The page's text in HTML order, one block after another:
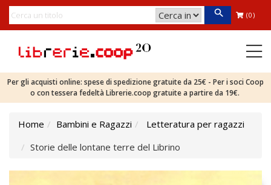
(0)
Per gli acquisti online: spese di spedizione gratuite da 25€ - Per i soci Coop
o con tessera fedeltà Librerie.coop gratuite a partire da 19€.
Home Bambini e Ragazzi
Letteratura per ragazzi
Storie delle lontane terre del Librino